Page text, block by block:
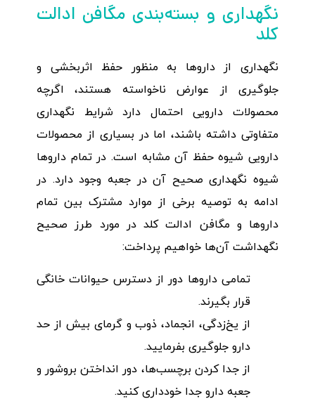
نگهداری و بسته‌بندی مگافن ادالت
کلد
نگهداری از داروها به منظور حفظ اثربخشی و
جلوگیری از عوارض ناخواسته هستند، اگرچه
محصولات دارویی احتمال دارد شرایط نگهداری
متفاوتی داشته باشند، اما در بسیاری از محصولات
دارویی شیوه حفظ آن مشابه است. در تمام داروها
شیوه نگهداری صحیح آن در جعبه وجود دارد. در
ادامه به توصیه برخی از موارد مشترک بین تمام
داروها و مگافن ادالت کلد در مورد طرز صحیح
نگهداشت آن‌ها خواهیم پرداخت:
تمامی داروها دور از دسترس حیوانات خانگی
قرار بگیرند.
از یخ‌زدگی، انجماد، ذوب و گرمای بیش از حد
دارو جلوگیری بفرمایید.
از جدا کردن برچسب‌ها، دور انداختن بروشور و
جعبه دارو جدا خودداری کنید.